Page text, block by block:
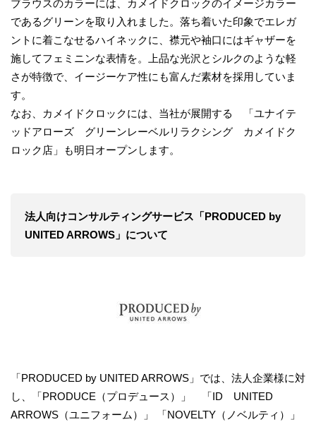
ブラウスのカラーには、カメイドクロックのイメージカラー
であるグリーンを取り入れました。落ち着いた印象でエレガ
ントに着こなせるハイネックに、襟元や袖口にはギャザーを
施してフェミニンな表情を。上品な光沢とシルクのような軽
さが特徴で、イージーケア性にも富んだ素材を採用していま
す。
なお、カメイドクロックには、当社が展開する 「ユナイテ
ッドアローズ グリーンレーベルリラクシング カメイドク
ロック店」も明日オープンします。
法人向けコンサルティングサービス「PRODUCED by
UNITED ARROWS」について
「PRODUCED by UNITED ARROWS」では、法人企業様に対
し、「PRODUCE（プロデュース）」 「ID UNITED
ARROWS（ユニフォーム）」 「NOVELTY（ノベルティ）」